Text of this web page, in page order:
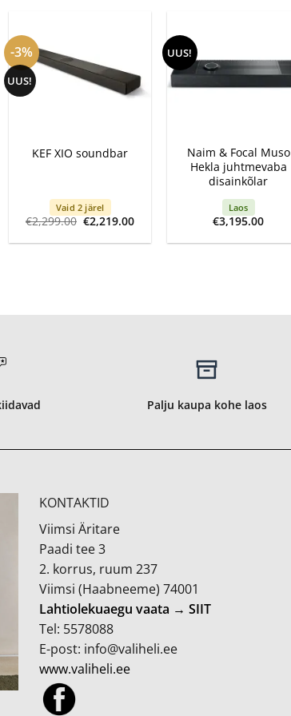
-3%
UUS!
KEF XIO soundbar
Vaid 2 järel
€2,299.00 Algne
hind
oli:
€2,219.00Current
is:
UUS!
Naim & Focal Muso
Hekla juhtmevaba
disainkõlar
Laos
€3,195.00
Palju kaupa kohe laos
KONTAKTID
Viimsi Äritare
Paadi tee 3
2. korrus, ruum 237
Viimsi (Haabneeme) 74001
Lahtiolekuaegu vaata → SIIT
Tel: 5578088
E-post: info@valiheli.ee
www.valiheli.ee